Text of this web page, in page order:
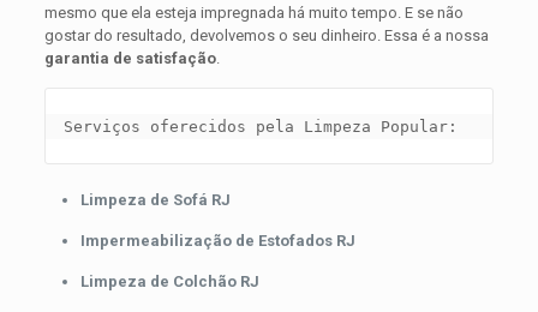
mesmo que ela esteja impregnada há muito tempo. E se não
gostar do resultado, devolvemos o seu dinheiro. Essa é a nossa
garantia de satisfação.
Serviços oferecidos pela Limpeza Popular:
Limpeza de Sofá RJ
Impermeabilização de Estofados RJ
Limpeza de Colchão RJ